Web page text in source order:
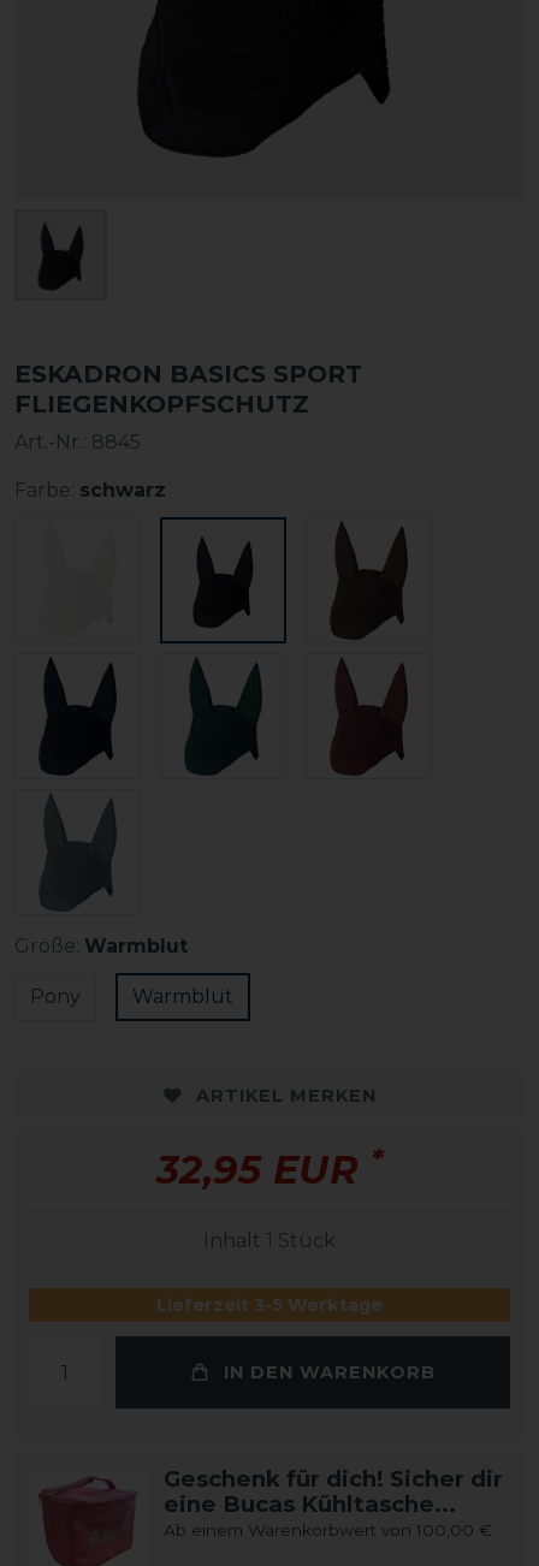
ESKADRON BASICS SPORT
FLIEGENKOPFSCHUTZ
Art.-Nr.: 8845
Farbe: schwarz
Größe: Warmblut
Pony Warmblut
ARTIKEL MERKEN
32,95 EUR *
Inhalt 1 Stück
Lieferzeit 3-5 Werktage
IN DEN WARENKORB
Geschenk für dich! Sicher dir
eine Bucas Kühltasche...
Ab einem Warenkorbwert von 100,00 €